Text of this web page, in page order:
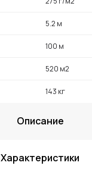
5.2 м
100 м
520 м2
143 кг
Описание
Характеристики